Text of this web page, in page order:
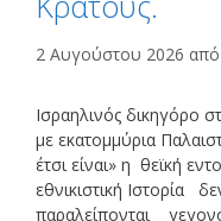
2 Αυγούστου 2026 από
Ισραηλινός δικηγόρο
με εκατομμύρια
έτσι είναι» η θεϊκή
εθνικιστική Ιστορία
παραλείπονται